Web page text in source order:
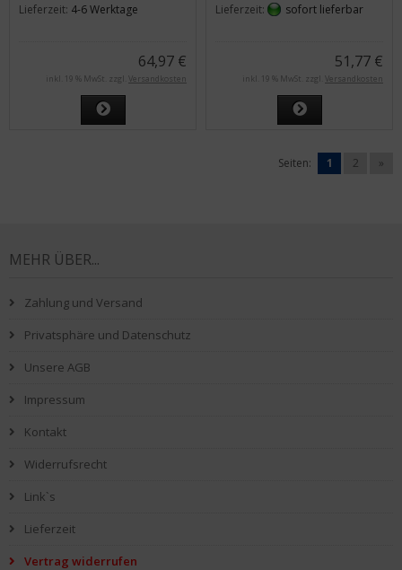
Lieferzeit: 4-6 Werktage
64,97 €
inkl. 19 % MwSt. zzgl. Versandkosten
Lieferzeit:
sofort lieferbar
51,77 €
inkl. 19 % MwSt. zzgl. Versandkosten
Seiten: 1 2 »
MEHR ÜBER...
Zahlung und Versand
Privatsphäre und Datenschutz
Unsere AGB
Impressum
Kontakt
Widerrufsrecht
Link`s
Lieferzeit
Vertrag widerrufen